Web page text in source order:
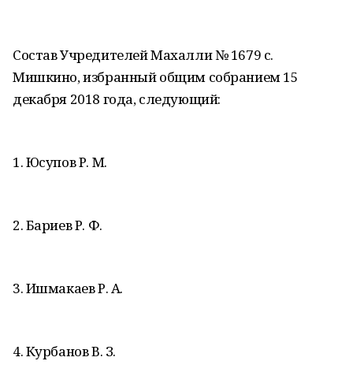
Состав Учредителей Махалли № 1679 с.
Мишкино, избранный общим собранием 15
декабря 2018 года, следующий:
1. Юсупов Р. М.
2. Бариев Р. Ф.
3. Ишмакаев Р. А.
4. Курбанов В. З.